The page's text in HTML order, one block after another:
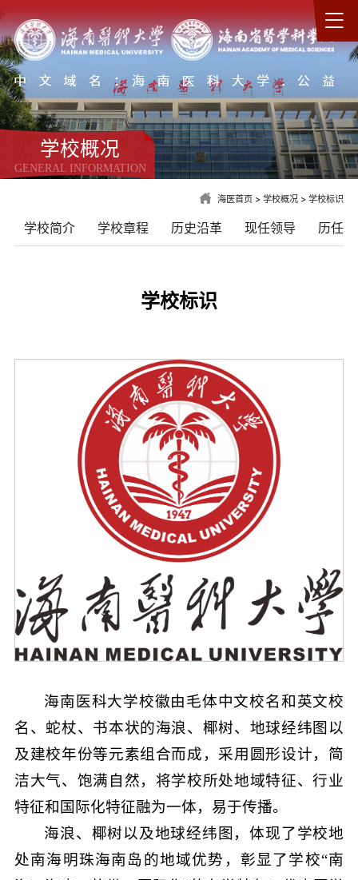
学校概况
GENERAL INFORMATION
海医首页 >学校概况 >学校标识
学校简介 学校章程 历史沿革 现任领导 历任
学校标识
海南医科大学校徽由毛体中文校名和英文校
名、蛇杖、书本状的海浪、椰树、地球经纬图以
及建校年份等元素组合而成，采用圆形设计，简
洁大气、饱满自然，将学校所处地域特征、行业
特征和国际化特征融为一体，易于传播。
海浪、椰树以及地球经纬图，体现了学校地
处南海明珠海南岛的地域优势，彰显了学校“南